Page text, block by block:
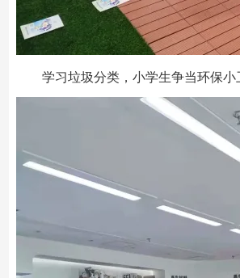
学习垃圾分类，小学生争当环保小